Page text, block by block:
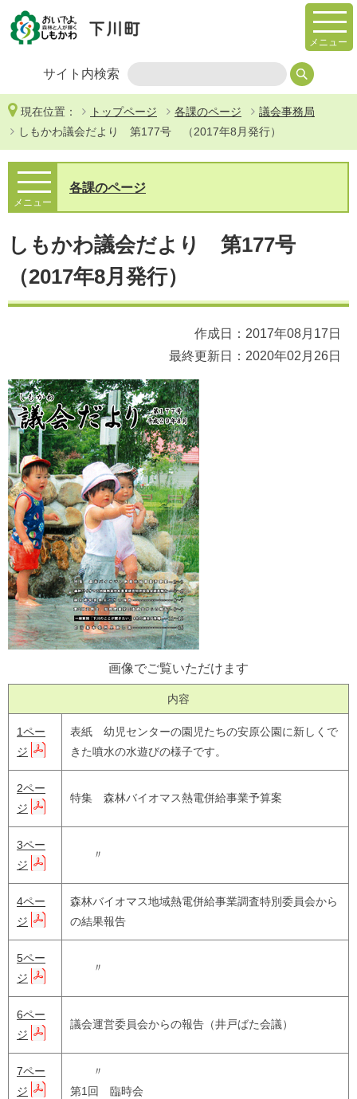
メニュー
サイト内検索
現在位置： トップページ 各課のページ
議会事務局
しもかわ議会だより 第177号 （2017年8月発行）
しもかわ議会だより 第177号
（2017年8月発行）
作成日：2017年08月17日
最終更新日：2020年02月26日
画像でご覧いただけます
内容
1ペー
ジ
表紙 幼児センターの園児たちの安原公園に新しくで
きた噴水の水遊びの様子です。
2ペー
ジ
特集 森林バイオマス熱電併給事業予算案
3ペー
ジ
〃
4ペー
ジ
森林バイオマス地域熱電併給事業調査特別委員会から
の結果報告
5ペー
ジ
〃
6ペー
ジ
議会運営委員会からの報告（井戸ばた会議）
7ペー
ジ
〃
第1回 臨時会
メニュー
各課のページ